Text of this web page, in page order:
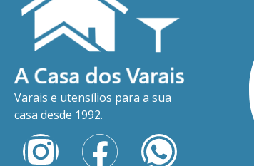
Varais e utensílios para a sua
casa desde 1992.